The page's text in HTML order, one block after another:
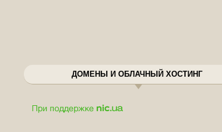
ДОМЕНЫ И ОБЛАЧНЫЙ ХОСТИНГ